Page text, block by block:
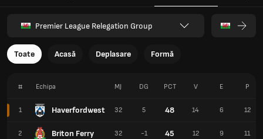
Premier League Relegation Group
Toate Acasă Deplasare Formă
# Echipa
1 Haverfordwest
2 Briton Ferry
MJ DG PCT V E P
32 5 48 14 6 12
32 -1 45 12 9 11